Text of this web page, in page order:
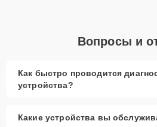
Вопросы и
Как быстро проводится
устройства?
Какие устройства вы